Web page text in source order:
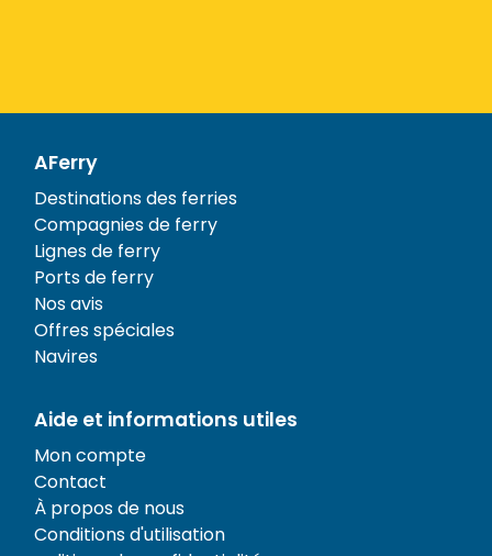
AFerry
Destinations des ferries
Compagnies de ferry
Lignes de ferry
Ports de ferry
Nos avis
Offres spéciales
Navires
Aide et informations utiles
Mon compte
Contact
À propos de nous
Conditions d'utilisation